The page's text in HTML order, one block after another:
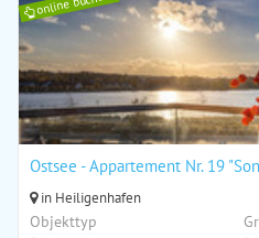
Ostsee - Appartement Nr. 19
in Heiligenhafen
Objekttyp